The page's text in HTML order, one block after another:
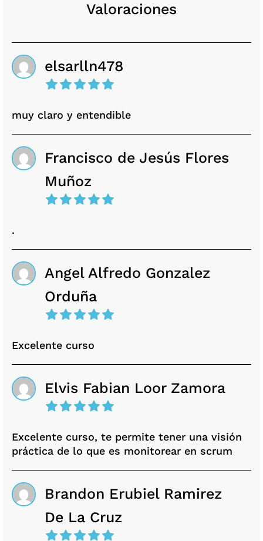
Valoraciones
elsarlln478
muy claro y entendible
Francisco de Jesús Flores
Muñoz
.
Angel Alfredo Gonzalez
Orduña
Excelente curso
Elvis Fabian Loor Zamora
Excelente curso, te permite tener una visión
práctica de lo que es monitorear en scrum
Brandon Erubiel Ramirez
De La Cruz